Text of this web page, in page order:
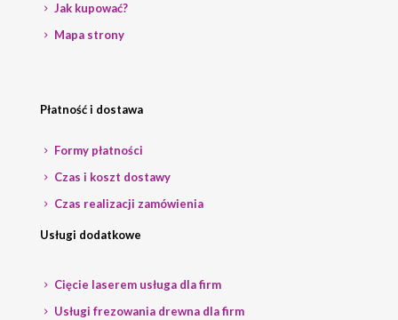
Jak kupować?
Mapa strony
Płatność i dostawa
Formy płatności
Czas i koszt dostawy
Czas realizacji zamówienia
Usługi dodatkowe
Cięcie laserem usługa dla firm
Usługi frezowania drewna dla firm